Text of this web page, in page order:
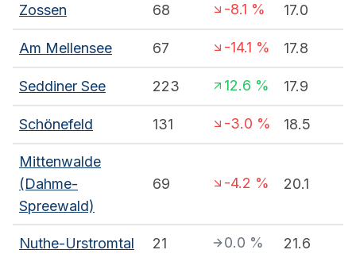
Zossen 68 -8.1 % 17.0
Am Mellensee 67 -14.1 % 17.8
Seddiner See 223 12.6 % 17.9
Schönefeld 131 -3.0 % 18.5
Mittenwalde
(Dahme-
Spreewald)
69 -4.2 % 20.1
Nuthe-Urstromtal 21 0.0 % 21.6